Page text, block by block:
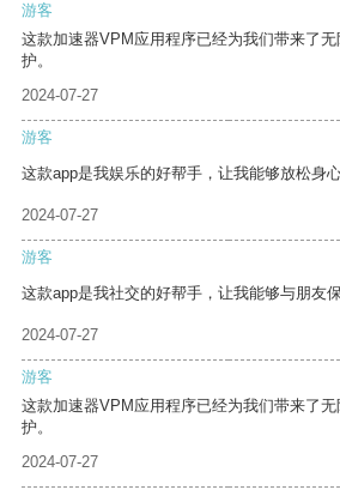
游客
这款加速器VPM应用程序已经为我们带来了
护。
2024-07-27
游客
这款app是我娱乐的好帮手，让我能够放松身
2024-07-27
游客
这款app是我社交的好帮手，让我能够与朋友
2024-07-27
游客
这款加速器VPM应用程序已经为我们带来了
护。
2024-07-27